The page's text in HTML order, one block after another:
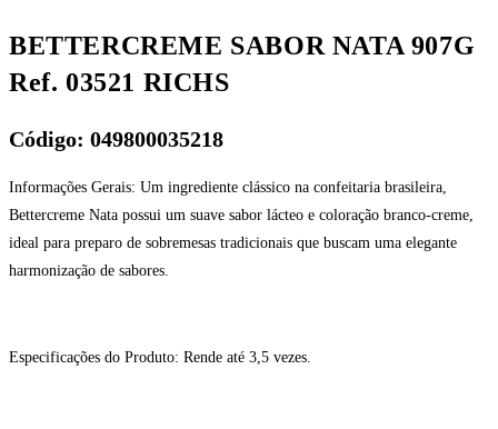
BETTERCREME SABOR NATA 907G
Ref. 03521 RICHS
Código: 049800035218
Informações Gerais: Um ingrediente clássico na confeitaria brasileira,
Bettercreme Nata possui um suave sabor lácteo e coloração branco-creme,
ideal para preparo de sobremesas tradicionais que buscam uma elegante
harmonização de sabores.
Especificações do Produto: Rende até 3,5 vezes.